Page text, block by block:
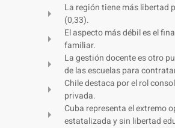
La región tiene más libertad
(0,33).
El aspecto más débil es el
familiar.
La gestión docente es otro
de las escuelas para
Chile destaca por el rol
privada.
Cuba representa el extremo
estatalizada y sin libertad